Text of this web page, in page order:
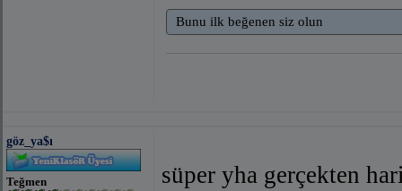
Bunu ilk beğenen siz olun
göz_ya$ı
Teğmen süper yha gerçekten